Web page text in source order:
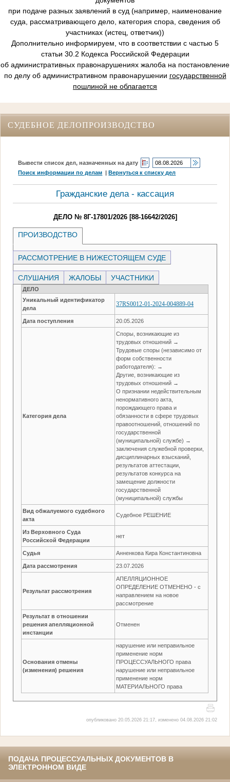
при подаче разных заявлений в суд (например, наименование
суда, рассматривающего дело, категория спора, сведения об
участниках (истец, ответчик))
Дополнительно информируем, что в соответствии с частью 5
статьи 30.2 Кодекса Российской Федерации
об административных правонарушениях жалоба на постановление
по делу об административном правонарушении государственной
пошлиной не облагается
СУДЕБНОЕ ДЕЛОПРОИЗВОДСТВО
Вывести список дел, назначенных на дату
Поиск информации по делам |Вернуться к списку дел
Гражданские дела - кассация
ДЕЛО № 8Г-17801/2026 [88-16642/2026]
ПРОИЗВОДСТВО
РАССМОТРЕНИЕ В НИЖЕСТОЯЩЕМ СУДЕ
СЛУШАНИЯ ЖАЛОБЫ УЧАСТНИКИ
ДЕЛО
Уникальный идентификатор
дела
37RS0012-01-2024-004889-04
Дата поступления 20.05.2026
Категория дела
Споры, возникающие из
трудовых отношений →
Трудовые споры (независимо от
форм собственности
работодателя): →
Другие, возникающие из
трудовых отношений →
О признании недействительным
ненормативного акта,
порождающего права и
обязанности в сфере трудовых
правоотношений, отношений по
государственной
(муниципальной) службе) →
заключения служебной проверки,
дисциплинарных взысканий,
результатов аттестации,
результатов конкурса на
замещение должности
государственной
(муниципальной) службы
Вид обжалуемого судебного
акта
Судебное РЕШЕНИЕ
Из Верховного Суда
Российской Федерации
нет
Судья Анненкова Кира Константиновна
Дата рассмотрения 23.07.2026
Результат рассмотрения
АПЕЛЛЯЦИОННОЕ
ОПРЕДЕЛЕНИЕ ОТМЕНЕНО - с
направлением на новое
рассмотрение
Результат в отношении
решения апелляционной
инстанции
Отменен
Основания отмены
(изменения) решения
нарушение или неправильное
применение норм
ПРОЦЕССУАЛЬНОГО права
нарушение или неправильное
применение норм
МАТЕРИАЛЬНОГО права
опубликовано 20.05.2026 21:17, изменено 04.08.2026 21:02
ПОДАЧА ПРОЦЕССУАЛЬНЫХ ДОКУМЕНТОВ В
ЭЛЕКТРОННОМ ВИДЕ